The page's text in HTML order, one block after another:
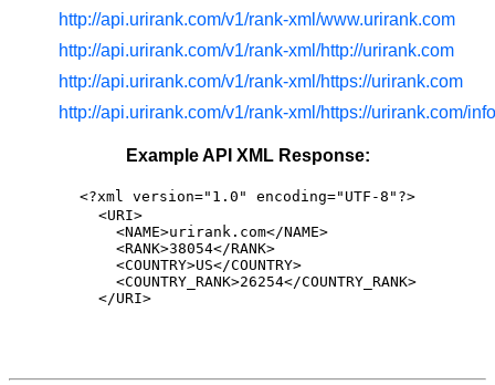
http://api.urirank.com/v1/rank-xml/www.urirank.com
http://api.urirank.com/v1/rank-xml/http://urirank.com
http://api.urirank.com/v1/rank-xml/https://urirank.com
http://api.urirank.com/v1/rank-xml/https://urirank.com/
Example API XML Response:
<?xml version="1.0" encoding="UTF-8"?>
<URI>
  <NAME>urirank.com</NAME>
  <RANK>38054</RANK>
  <COUNTRY>US</COUNTRY>
  <COUNTRY_RANK>26254</COUNTRY_RANK>
</URI>